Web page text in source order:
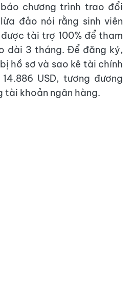
chương trình trao đổi
đảo nói rằng sinh viên
tài trợ 100% để tham
dài 3 tháng. Để đăng ký,
hồ sơ và sao kê tài chính
USD, tương đương
tài khoản ngân hàng.